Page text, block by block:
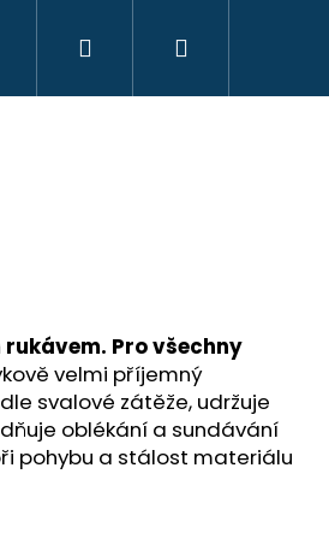
DÍLY DÁRKOVÝ
Přihlášení
Pro všechny
velmi příjemný
svalové zátěže, udržuje
oblékání a sundávání
pohybu a stálost materiálu